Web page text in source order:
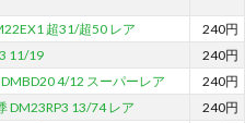
超31/超50 レア
240円
11/19
240円
4/12 スーパーレア
240円
DM23RP3 13/74 レア
240円